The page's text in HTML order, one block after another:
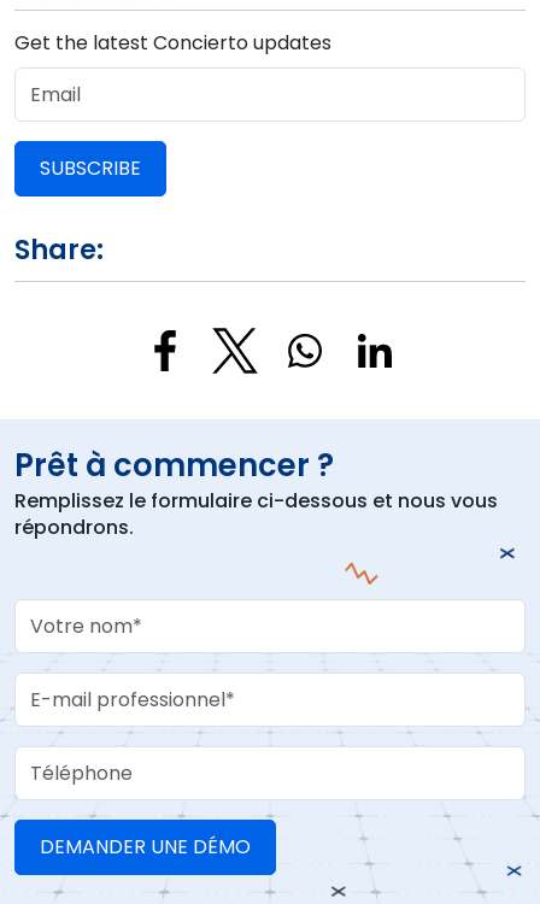
Get the latest Concierto updates
SUBSCRIBE
Share:
Prêt à commencer ?
Remplissez le formulaire ci-dessous et nous vous
répondrons.
Your Name
Work Email
Téléphone